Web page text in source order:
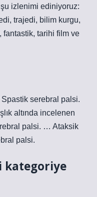
şu izlenimi ediniyoruz:
trajedi, bilim kurgu,
fantastik, tarihi film ve
serebral palsi.
altında incelenen
palsi. … Ataksik
palsi.
kategoriye